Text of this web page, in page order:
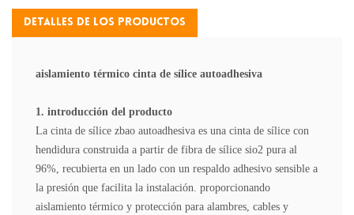
Detalles De Los Productos
aislamiento térmico cinta de sílice autoadhesiva
1. introducción del producto
La cinta de sílice zbao autoadhesiva es una cinta de sílice con
hendidura construida a partir de fibra de sílice sio2 pura al
96%, recubierta en un lado con un respaldo adhesivo sensible a
la presión que facilita la instalación. proporcionando
aislamiento térmico y protección para alambres, cables y